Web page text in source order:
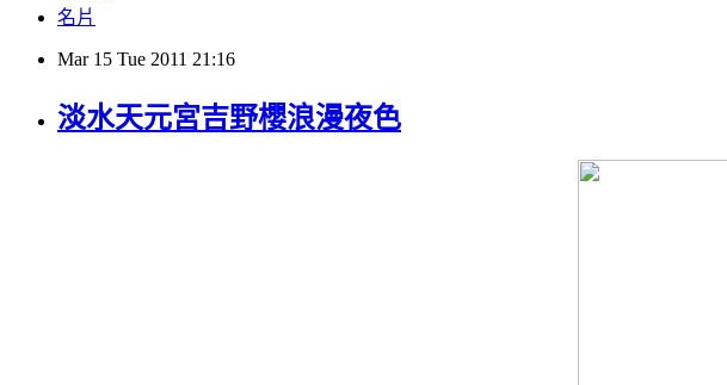
名片
Mar 15 Tue 2011 21:16
淡水天元宮吉野櫻浪漫夜色